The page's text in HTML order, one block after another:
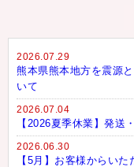
2026.07.29
熊本県熊本地方を震源
いて
2026.07.04
【2026夏季休業】発送
2026.06.30
【5月】お客様からいた